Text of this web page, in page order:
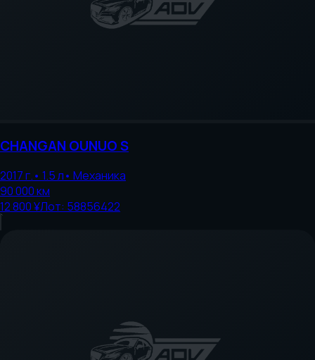
CHANGAN OUNUO S
2017г.• 1.5л• Механика
90 000км
12 800 ¥Лот: 58856422